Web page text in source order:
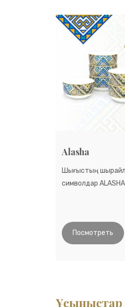
Alasha
Шығыстың
символдар
Посмотреть
Ұсыныстар